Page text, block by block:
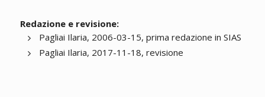
Redazione e revisione:
Pagliai Ilaria, 2006-03-15, prima redazione in SIAS
Pagliai Ilaria, 2017-11-18, revisione